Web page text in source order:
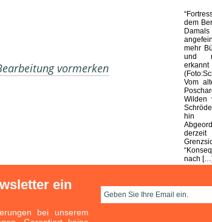
vormerken
dem
mehr
und
erkannt
Vom
Wilden
hin
nach
ein
bei unserem